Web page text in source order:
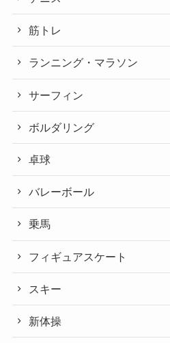
筋トレ
ランニング・マラソン
サーフィン
ボルダリング
卓球
バレーボール
乗馬
フィギュアスケート
スキー
新体操